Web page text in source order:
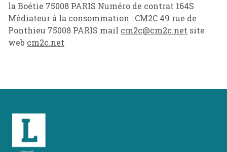
la Boétie 75008 PARIS Numéro de contrat 164S
Médiateur à la consommation : CM2C 49 rue de
Ponthieu 75008 PARIS mail cm2c@cm2c.net site
web cm2c.net